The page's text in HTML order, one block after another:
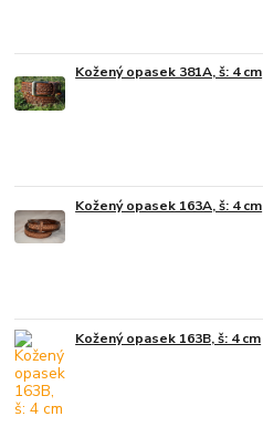
Kožený opasek 381A, š: 4 cm
Kožený opasek 163A, š: 4 cm
Kožený opasek 163B, š: 4 cm